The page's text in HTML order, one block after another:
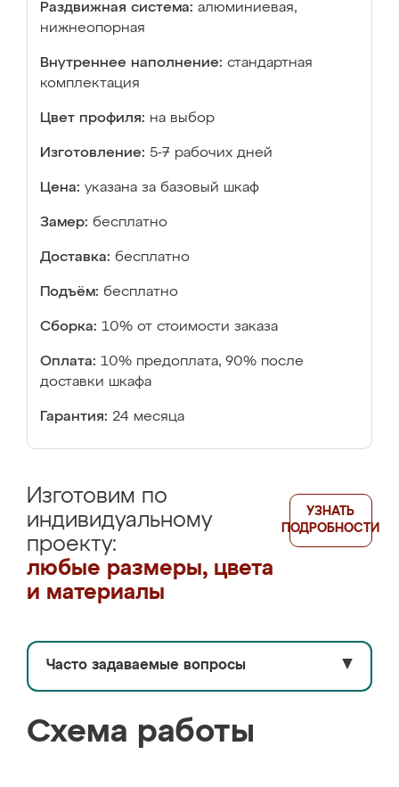
Раздвижная система: алюминиевая,
нижнеопорная
Внутреннее наполнение: стандартная
комплектация
Цвет профиля: на выбор
Изготовление: 5-7 рабочих дней
Цена: указана за базовый шкаф
Замер: бесплатно
Доставка: бесплатно
Подъём: бесплатно
Сборка: 10% от стоимости заказа
Оплата: 10% предоплата, 90% после
доставки шкафа
Гарантия: 24 месяца
Изготовим по
индивидуальному
проекту:
любые размеры, цвета
и материалы
УЗНАТЬ
ПОДРОБНОСТИ
Часто задаваемые вопросы ▼
Схема работы